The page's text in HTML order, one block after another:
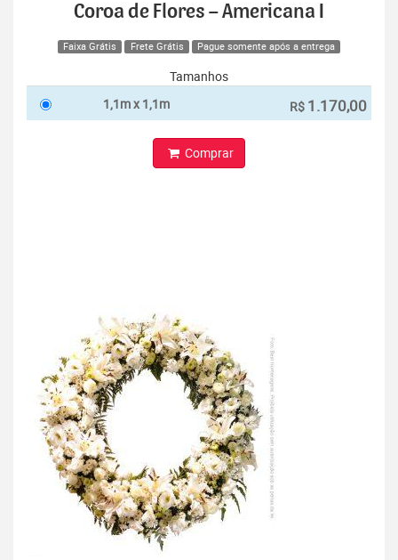
Coroa de Flores – Americana I
Faixa Grátis Frete Grátis Pague somente após a entrega
Tamanhos
1,1m x 1,1m
R$ 1.170,00
Comprar